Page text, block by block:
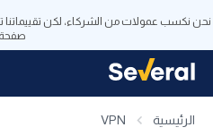
نحن نكسب عمولات من الشركاء، لكن تقييماتنا
صفحة
الرئيسية VPN